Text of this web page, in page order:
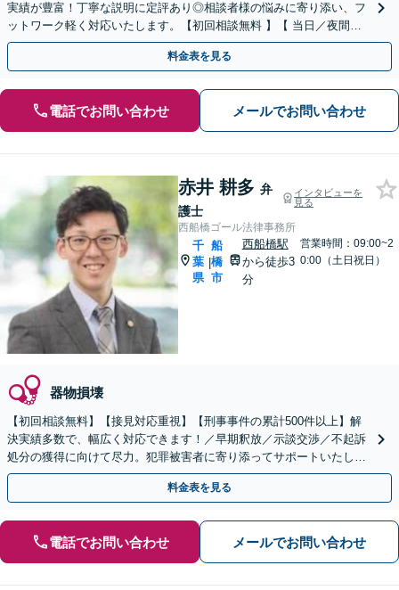
実績が豊富！丁寧な説明に定評あり◎相談者様の悩みに寄り添い、フ
ットワーク軽く対応いたします。【初回相談無料 】【 当日／夜間も
相談可】【最短即日接見可】
料金表を見る
電話でお問い合わせ メールでお問い合わせ
赤井 耕多 弁
護士
インタビューを
見る
西船橋ゴール法律事務所
千
葉
県
|
船
橋
市
西船橋駅
から徒歩3
分
営業時間：09:00~2
0:00（土日祝日）
器物損壊
【初回相談無料】【接見対応重視】【刑事事件の累計500件以上】解
決実績多数で、幅広く対応できます！／早期釈放／示談交渉／不起訴
処分の獲得に向けて尽力。犯罪被害者に寄り添ってサポートいたしま
す【夜間・休日面談可】【西船橋駅3分】
料金表を見る
電話でお問い合わせ メールでお問い合わせ